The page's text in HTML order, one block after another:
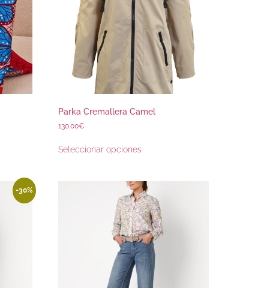
Parka Cremallera Camel
130.00€
Seleccionar opciones
-30%